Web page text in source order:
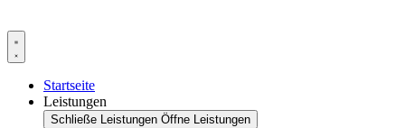
Startseite
Leistungen
Schließe Leistungen Öffne Leistungen